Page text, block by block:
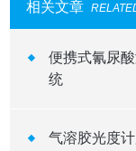
相关文章
便携式氰尿
统
气溶胶光度